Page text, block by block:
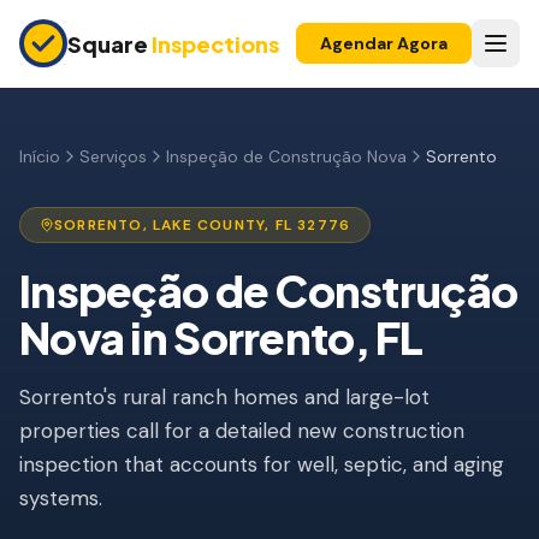
Square Inspections Agendar Agora
Inspeção Pré-Compra
Garantia 11 Meses
Inspeção de Apartamento
Inspeção Pré-Listagem
Imóvel para Investimento
INSPEÇÕES DE SEGURO
Inspeção 4 Pontos
Início Serviços Inspeção de Construção Nova Sorrento
SORRENTO,LAKE COUNTY, FL 32776
Inspeção de Construção
NovainSorrento, FL
Sorrento's rural ranch homes and large-lot
properties call for a detailed new construction
inspection that accounts for well, septic, and aging
systems.